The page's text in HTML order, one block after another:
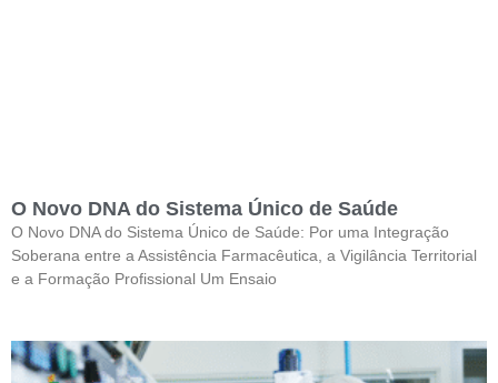
O Novo DNA do Sistema Único de Saúde
O Novo DNA do Sistema Único de Saúde: Por uma Integração
Soberana entre a Assistência Farmacêutica, a Vigilância Territorial
e a Formação Profissional Um Ensaio